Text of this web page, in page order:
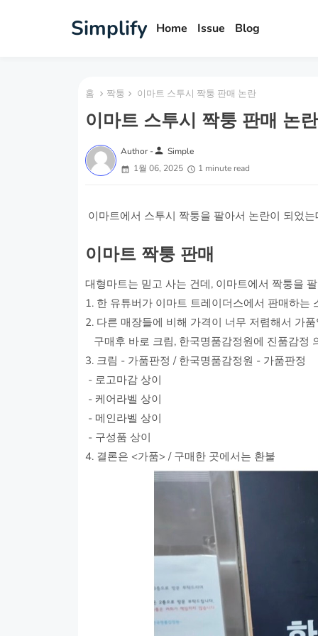
Simplify Home Issue Blog
홈 짝퉁 이마트 스투시 짝퉁 판매 논란
이마트 스투시 짝퉁 판매 논란
Author -person Simple
1월 06, 2025
1 minute read
이마트에서 스투시 짝퉁을 팔아서 논란이 되었는
이마트 짝퉁 판매
대형마트는 믿고 사는 건데, 이마트에서 짝퉁을
1. 한 유튜버가 이마트 트레이더스에서 판매하는
2. 다른 매장들에 비해 가격이 너무 저렴해서 가
구매후 바로 크림, 한국명품감정원에 진품감정
3. 크림 - 가품판정 / 한국명품감정원 - 가품판정
- 로고마감 상이
- 케어라벨 상이
- 메인라벨 상이
- 구성품 상이
4. 결론은 <가품> / 구매한 곳에서는 환불